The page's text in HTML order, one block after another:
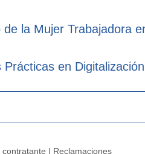
la Mujer Trabajadora
en
contratante | Reclamaciones